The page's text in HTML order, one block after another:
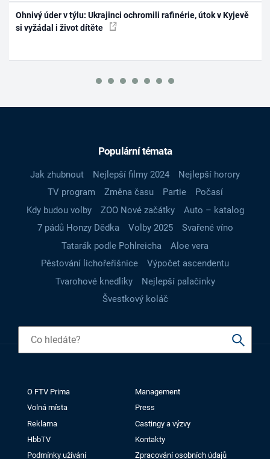
Ohnivý úder v týlu: Ukrajinci ochromili rafinérie, útok v Kyjevě
si vyžádal i život dítěte
Populární témata
Jak zhubnout Nejlepší filmy 2024
Nejlepší horory
TV program
Změna času Partie
Počasí
Kdy budou volby
ZOO Nové začátky
Auto – katalog
7 pádů Honzy Dědka
Volby 2025
Svařené víno
Tatarák podle Pohlreicha
Aloe vera
Pěstování lichořeřišnice
Výpočet ascendentu
Tvarohové knedlíky
Nejlepší palačinky
Švestkový koláč
O FTV Prima
Management
Volná místa
Press
Reklama
Castingy a výzvy
HbbTV
Kontakty
Podmínky užívání
Zpracování osobních údajů